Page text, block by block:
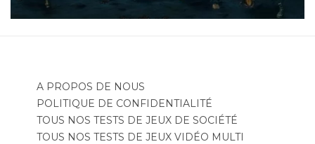
A PROPOS DE NOUS
POLITIQUE DE CONFIDENTIALITÉ
TOUS NOS TESTS DE JEUX DE SOCIÉTÉ
TOUS NOS TESTS DE JEUX VIDÉO MULTI